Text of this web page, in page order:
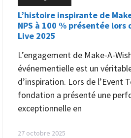
L’histoire inspirante de
NPS à 100 % présentée lors
Live 2025
L’engagement de Make-A-
événementielle est un
d’inspiration. Lors de l’Event
fondation a présenté une
exceptionnelle en
27 octobre 2025